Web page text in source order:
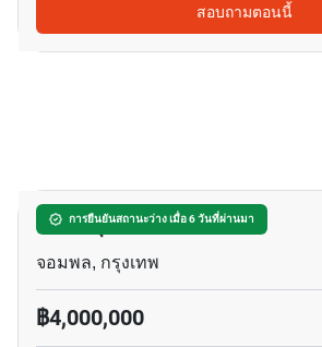
สอบถามตอนนี้
การยืนยันสถานะว่าง เมื่อ 6 วันที่ผ่านมา
เอ็ม จตุจักร
จอมพล, กรุงเทพ
฿4,000,000